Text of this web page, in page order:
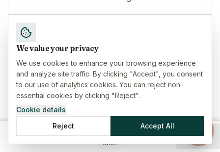
Behover jag forsakring for en bil som star
parkerad langvarigt?
Juridiskt sett ja, aven parkerade fordon
maste vara forsakrade i Spanien. Praktiskt
sett, om bilen forvaras i ett privat garage och
ar officiellt avregistrerad (baja temporal),
erbjuder vissa forsakringsbolag reducerade
priser for 'parkerade fordon'. Men alla bilar
Offert
We value your privacy
We use cookies to enhance your browsing experience
and analyze site traffic. By clicking "Accept", you consent
to our use of analytics cookies. You can reject non-
essential cookies by clicking "Reject".
Cookie details
Reject
Accept All